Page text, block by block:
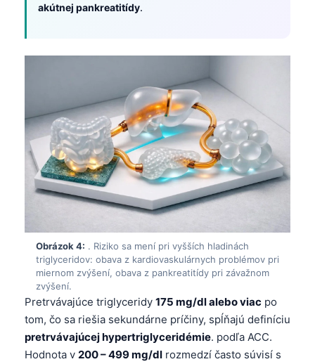
akútnej pankreatitídy.
Obrázok 4: . Riziko sa mení pri vyšších hladinách
triglyceridov: obava z kardiovaskulárnych problémov pri
miernom zvýšení, obava z pankreatitídy pri závažnom
zvýšení.
Pretrvávajúce triglyceridy 175 mg/dl alebo viac po
tom, čo sa riešia sekundárne príčiny, spĺňajú definíciu
pretrvávajúcej hypertriglyceridémie. podľa ACC.
Hodnota v 200 – 499 mg/dl rozmedzí často súvisí s